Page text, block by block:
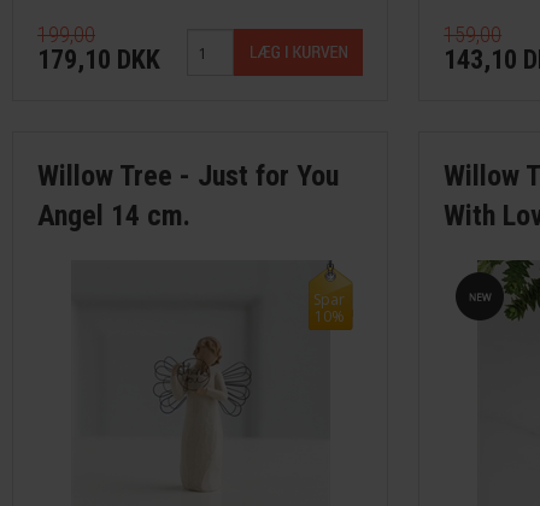
199,00
179,10 DKK
Willow Tree - Just for You
Angel 14 cm.
Spar
10%
159,00
143,10
Willow
With